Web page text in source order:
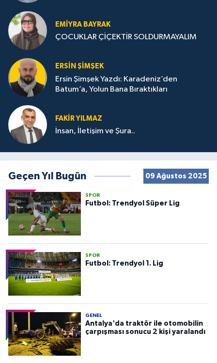
EMIYRA BAYRAK
ÇOCUKLAR ÇİÇEKTİR SOLDURMAYALIM
ERSIN ŞIMŞEK
Ersin Şimşek Yazdı: Karadeniz’den
Batum’a, Yolun Bana Bıraktıkları
FAKIR YILMAZ
İnsan, İletişim ve Şura..
Geçen Yıl Bugün 09 Ağustos 2025
SPOR
Futbol: Trendyol Süper Lig
SPOR
Futbol: Trendyol 1. Lig
GENEL
Antalya'da traktör ile otomobilin
çarpışması sonucu 2 kişi yaralandı